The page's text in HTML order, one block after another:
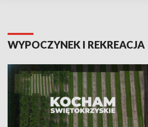
WYPOCZYNEK I REKREACJA